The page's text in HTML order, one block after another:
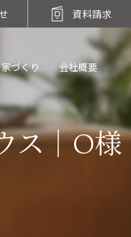
ス｜O様
づくり 会社概要
資料請求